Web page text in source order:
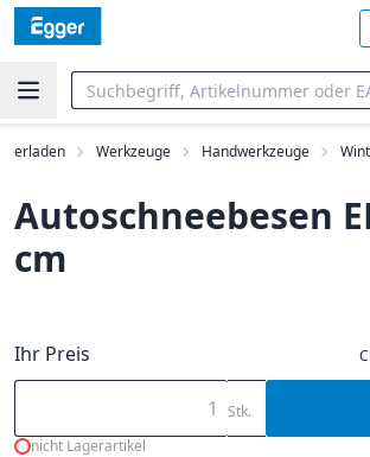
Werkzeuge Handwerkzeuge
Autoschneebesen
cm
Ihr Preis
Stk.
nicht Lagerartikel